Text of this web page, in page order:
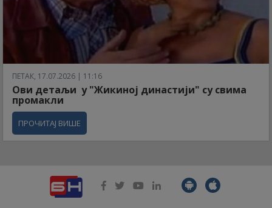
ПЕТАК, 17.07.2026 | 11:16
Ови детаљи у "Жикиној династији" су свима
промакли
ПРОЧИТАЈ ВИШЕ